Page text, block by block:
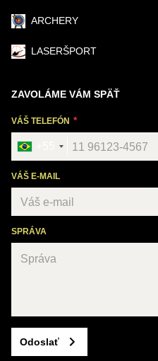
ARCHERY
LASERŠPORT
ZAVOLÁME VÁM SPÄŤ
VÁŠ TELEFÓN
VÁŠ E-MAIL
SPRÁVA
Odoslať